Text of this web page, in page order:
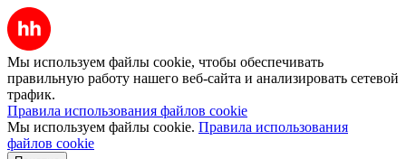
Мы используем файлы cookie, чтобы обеспечивать
правильную работу нашего веб-сайта и анализировать сетевой
трафик.
Правила использования файлов cookie
Мы используем файлы cookie. Правила использования
файлов cookie